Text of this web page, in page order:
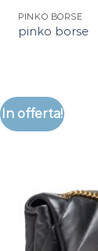
PINKO BORSE
pinko borse
In offerta!